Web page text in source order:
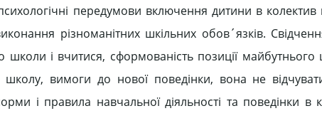
передумови включення дитини в колектив
різноманітних шкільних обов´язків.
школи і вчитися, сформованість позиції
вимоги до нової поведінки, вона не
і правила навчальної діяльності та поведінки в